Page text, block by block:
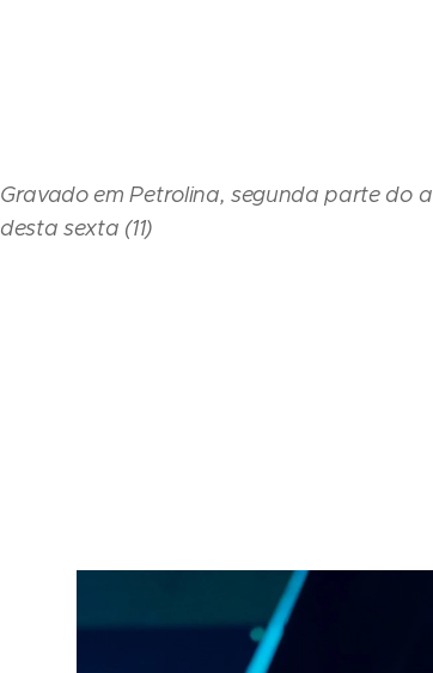
Gravado em Petrolina, segunda parte do
desta sexta (11)